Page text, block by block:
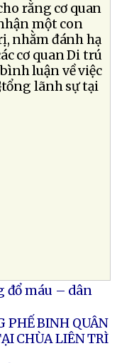
rằng cơ quan
một con
nhằm đánh hạ
cơ quan Di trú
luận về việc
lãnh sự tại
đổ máu – dân
PHẾ BINH QUÂN
CHÙA LIÊN TRÌ